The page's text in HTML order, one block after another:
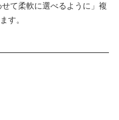
て柔軟に選べるように」複
す。